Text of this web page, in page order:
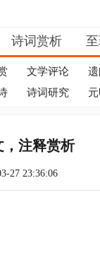
诗词赏析
文学评论
诗词研究
，注释赏析
27 23:36:06